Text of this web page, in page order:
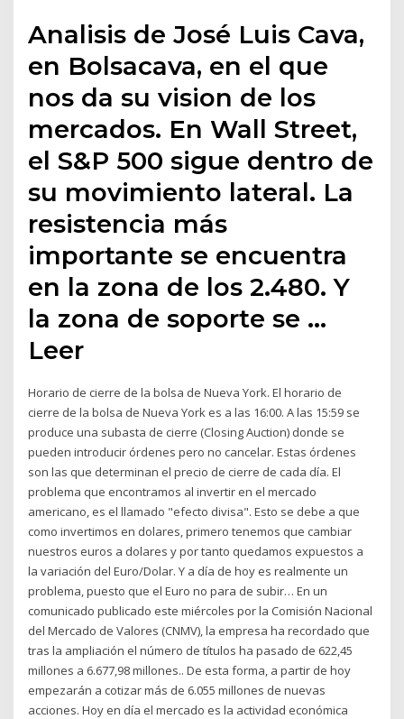
Analisis de José Luis Cava,
en Bolsacava, en el que
nos da su vision de los
mercados. En Wall Street,
el S&P 500 sigue dentro de
su movimiento lateral. La
resistencia más
importante se encuentra
en la zona de los 2.480. Y
la zona de soporte se …
Leer
Horario de cierre de la bolsa de Nueva York. El horario de
cierre de la bolsa de Nueva York es a las 16:00. A las 15:59 se
produce una subasta de cierre (Closing Auction) donde se
pueden introducir órdenes pero no cancelar. Estas órdenes
son las que determinan el precio de cierre de cada día. El
problema que encontramos al invertir en el mercado
americano, es el llamado "efecto divisa". Esto se debe a que
como invertimos en dolares, primero tenemos que cambiar
nuestros euros a dolares y por tanto quedamos expuestos a
la variación del Euro/Dolar. Y a día de hoy es realmente un
problema, puesto que el Euro no para de subir… En un
comunicado publicado este miércoles por la Comisión Nacional
del Mercado de Valores (CNMV), la empresa ha recordado que
tras la ampliación el número de títulos ha pasado de 622,45
millones a 6.677,98 millones.. De esta forma, a partir de hoy
empezarán a cotizar más de 6.055 millones de nuevas
acciones. Hoy en día el mercado es la actividad económica